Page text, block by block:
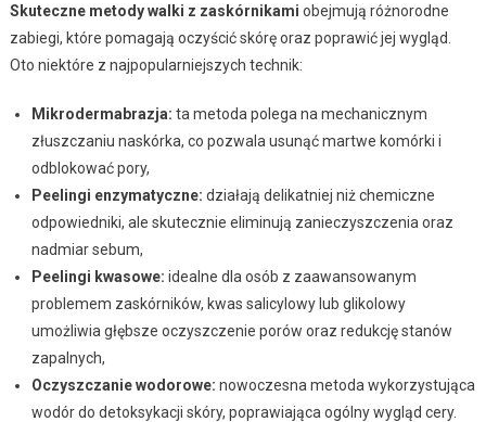
Skuteczne metody walki z zaskórnikami obejmują różnorodne
zabiegi, które pomagają oczyścić skórę oraz poprawić jej wygląd.
Oto niektóre z najpopularniejszych technik:
Mikrodermabrazja: ta metoda polega na mechanicznym
złuszczaniu naskórka, co pozwala usunąć martwe komórki i
odblokować pory,
Peelingi enzymatyczne: działają delikatniej niż chemiczne
odpowiedniki, ale skutecznie eliminują zanieczyszczenia oraz
nadmiar sebum,
Peelingi kwasowe: idealne dla osób z zaawansowanym
problemem zaskórników, kwas salicylowy lub glikolowy
umożliwia głębsze oczyszczenie porów oraz redukcję stanów
zapalnych,
Oczyszczanie wodorowe: nowoczesna metoda wykorzystująca
wodór do detoksykacji skóry, poprawiająca ogólny wygląd cery.